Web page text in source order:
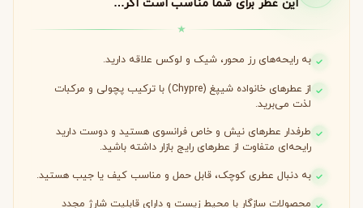
از عطرهای خانواده شیپغ (Chypre) با ترکیب پچولی و مرکبات
لذت می‌برید.
طرفدار عطرهای نیش و خاص فرانسوی هستید و دوست دارید
رایحه‌ای متفاوت از عطرهای رایج بازار داشته باشید.
به دنبال عطری کوچک، قابل حمل و مناسب کیف یا جیب هستید.
محصولات سازگار با محیط زیست و دارای قابلیت شارژ مجدد